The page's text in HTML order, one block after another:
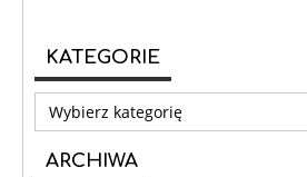
KATEGORIE
Kategorie
ARCHIWA